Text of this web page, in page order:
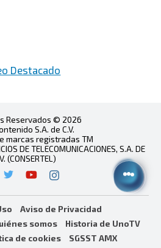
Destacado
Reservados © 2026
S.A. de C.V.
marcas registradas TM
DE TELECOMUNICACIONES, S.A. DE
(CONSERTEL)
Aviso de Privacidad
somos
Historia de UnoTV
de cookies SGSST AMX